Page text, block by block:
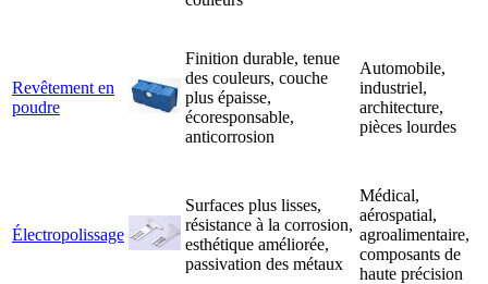
Revêtement en
poudre
Finition durable, tenue
des couleurs, couche
plus épaisse,
écoresponsable,
anticorrosion
Automobile,
industriel,
architecture,
pièces lourdes
Électropolissage
Surfaces plus lisses,
résistance à la corrosion,
esthétique améliorée,
passivation des métaux
Médical,
aérospatial,
agroalimentaire,
composants de
haute précision